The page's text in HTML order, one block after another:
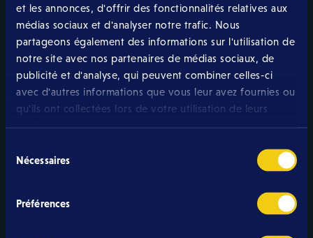
et les annonces, d'offrir des fonctionnalités relatives aux
médias sociaux et d'analyser notre trafic. Nous
partageons également des informations sur l'utilisation de
notre site avec nos partenaires de médias sociaux, de
publicité et d'analyse, qui peuvent combiner celles-ci
avec d'autres informations que vous leur avez fournies ou
qu'ils ont collectées lors de votre utilisation de leurs
duNécessaires
Préférences
Mobile
From 5,99 € /month
TV